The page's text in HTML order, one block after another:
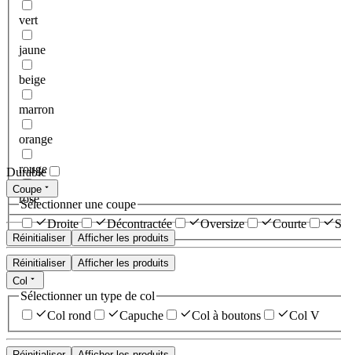
vert
jaune
beige
marron
orange
rouge
rose
Réinitialiser Afficher les produits
Durable
Coupe
Sélectionner une coupe
Droite
Décontractée Oversize Courte
Réinitialiser
Afficher les produits
Col
Sélectionner un type de col
Col rond
Capuche Col à boutons Col V